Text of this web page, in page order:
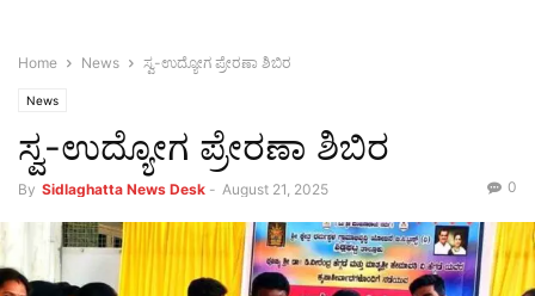
Home News ಸ್ವ-ಉದ್ಯೋಗ ಪ್ರೇರಣಾ ಶಿಬಿರ
News
ಸ್ವ-ಉದ್ಯೋಗ ಪ್ರೇರಣಾ ಶಿಬಿರ
By Sidlaghatta News Desk - August 21, 2025 0